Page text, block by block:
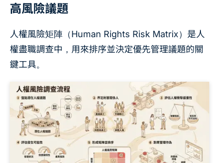
高風險議題
人權風險矩陣（Human Rights Risk Matrix）是人
權盡職調查中，用來排序並決定優先管理議題的關
鍵工具。